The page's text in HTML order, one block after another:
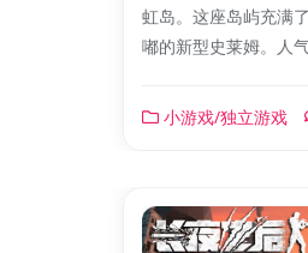
虹岛。这座岛屿充满
嘟的新型史莱姆。人
小游戏/独立游戏